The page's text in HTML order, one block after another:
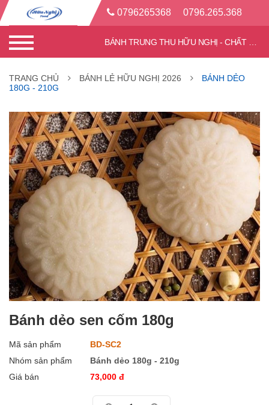
0796265368 0796.265.368
TRANG CHỦ BÁNH LẺ HỮU NGHỊ 2026
BÁNH DẺO
180G - 210G
Bánh dẻo sen cốm 180g
Mã sản phẩm
BD-SC2
Nhóm sản phẩm
Bánh dẻo 180g - 210g
Giá bán
73,000 đ